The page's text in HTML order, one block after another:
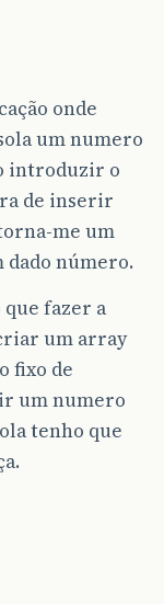
onde
um numero
introduzir o
de inserir
me um
dado número.
fazer a
um array
fixo de
um numero
tenho que